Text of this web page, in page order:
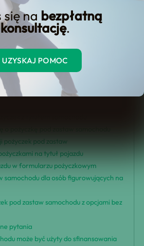
się na bezpłatną
konsultację.
UZYSKAJ POMOC
Spis Treści
punktów
pod zastaw samochodu
spłaty
pożyczek pod zastaw
na tytuł pojazdu
w formularzu pożyczkowym
samochodu dla osób figurowujących na
pod zastaw samochodu z opcjami bez
pytania
może być użyty do sfinansowania